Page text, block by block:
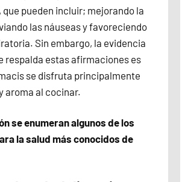
que pueden incluir; mejorando la
las náuseas y favoreciendo
Sin embargo, la evidencia
respalda estas afirmaciones es
se disfruta principalmente
aroma al cocinar.
se enumeran algunos de los
la salud más conocidos de